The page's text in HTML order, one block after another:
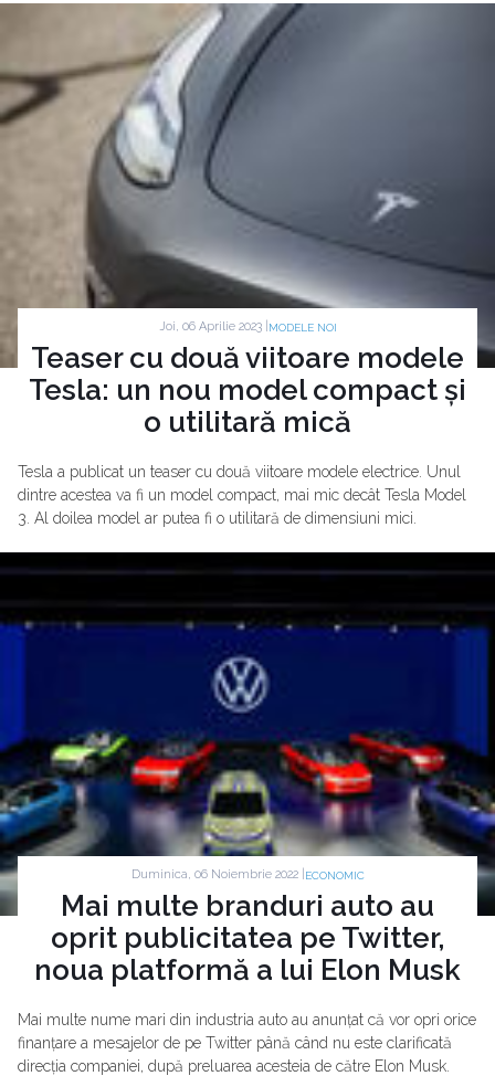
Joi, 06 Aprilie 2023 | MODELE NOI
Teaser cu două viitoare modele
Tesla: un nou model compact și
o utilitară mică
Tesla a publicat un teaser cu două viitoare modele electrice. Unul
dintre acestea va fi un model compact, mai mic decât Tesla Model
3. Al doilea model ar putea fi o utilitară de dimensiuni mici.
Duminica, 06 Noiembrie 2022 | ECONOMIC
Mai multe branduri auto au
oprit publicitatea pe Twitter,
noua platformă a lui Elon Musk
Mai multe nume mari din industria auto au anunțat că vor opri orice
finanțare a mesajelor de pe Twitter până când nu este clarificată
direcția companiei, după preluarea acesteia de către Elon Musk.